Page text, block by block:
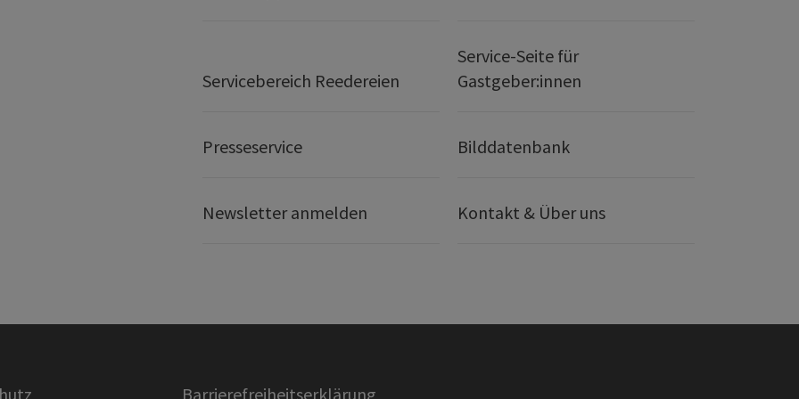
Servicebereich Reedereien
Service-Seite für
Gastgeber:innen
Presseservice Bilddatenbank
Newsletter anmelden Kontakt & Über uns
Barrierefreiheitserklärung